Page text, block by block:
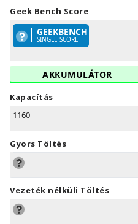
Geek Bench Score
GEEKBENCH
SINGLE SCORE
AKKUMULÁTOR
Kapacítás
1160
Gyors Töltés
Vezeték nélküli Töltés